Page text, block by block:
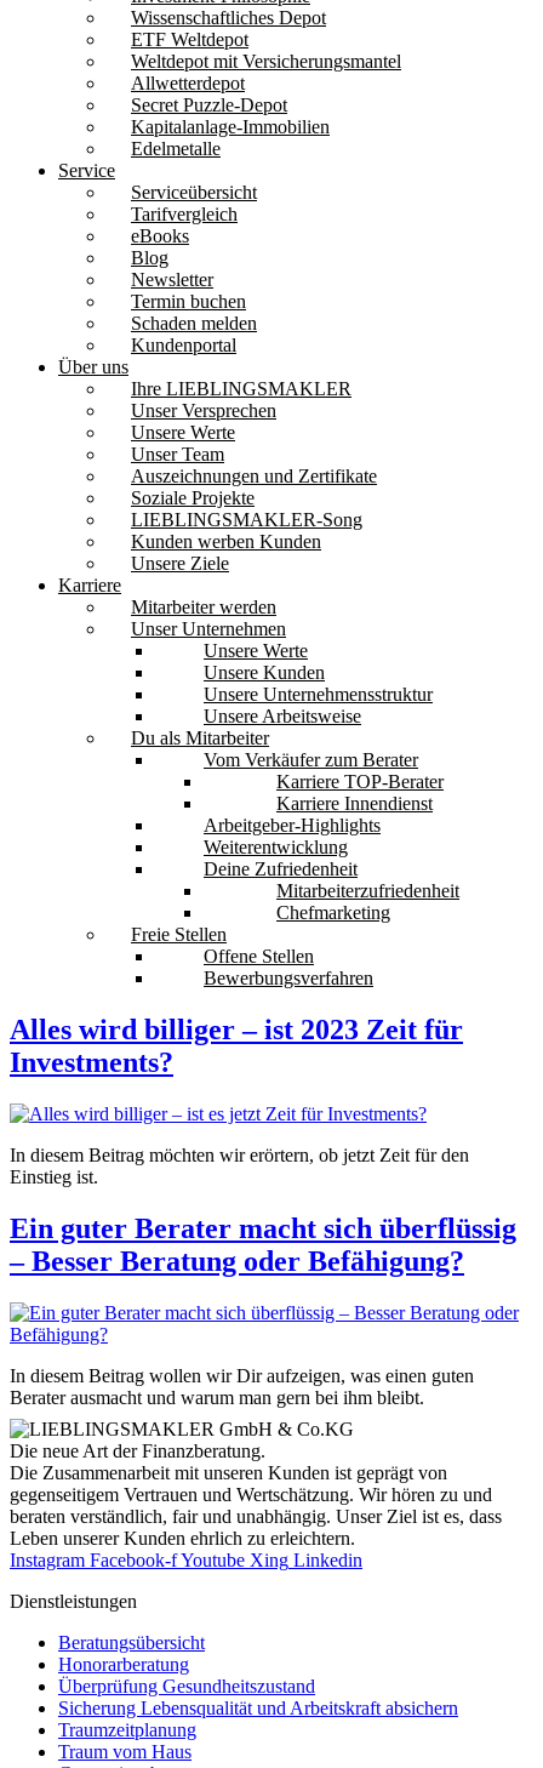
Wissenschaftliches Depot
ETF Weltdepot
Weltdepot mit Versicherungsmantel
Allwetterdepot
Secret Puzzle-Depot
Kapitalanlage-Immobilien
Edelmetalle
Service
Serviceübersicht
Tarifvergleich
eBooks
Blog
Newsletter
Termin buchen
Schaden melden
Kundenportal
Über uns
Ihre LIEBLINGSMAKLER
Unser Versprechen
Unsere Werte
Unser Team
Auszeichnungen und Zertifikate
Soziale Projekte
LIEBLINGSMAKLER-Song
Kunden werben Kunden
Unsere Ziele
Karriere
Mitarbeiter werden
Unser Unternehmen
Unsere Werte
Unsere Kunden
Unsere Unternehmensstruktur
Unsere Arbeitsweise
Du als Mitarbeiter
Vom Verkäufer zum Berater
Karriere TOP-Berater
Karriere Innendienst
Arbeitgeber-Highlights
Weiterentwicklung
Deine Zufriedenheit
Mitarbeiterzufriedenheit
Chefmarketing
Freie Stellen
Offene Stellen
Bewerbungsverfahren
Alles wird billiger – ist 2023 Zeit für
Investments?
In diesem Beitrag möchten wir erörtern, ob jetzt Zeit für den
Einstieg ist.
Ein guter Berater macht sich überflüssig
– Besser Beratung oder Befähigung?
In diesem Beitrag wollen wir Dir aufzeigen, was einen guten
Berater ausmacht und warum man gern bei ihm bleibt.
Die neue Art der Finanzberatung.
Die Zusammenarbeit mit unseren Kunden ist geprägt von
gegenseitigem Vertrauen und Wertschätzung. Wir hören zu und
beraten verständlich, fair und unab­hängig. Unser Ziel ist es, dass
Leben unserer Kunden ehrlich zu erleichtern.
Instagram Facebook-fYoutube Xing Linkedin
Dienst­leistungen
Beratungsübersicht
Honorar­beratung
Überprüfung Gesundheits­zustand
Sicherung Lebensqualität und Arbeitskraft absichern
Traumzeit­planung
Traum vom Haus